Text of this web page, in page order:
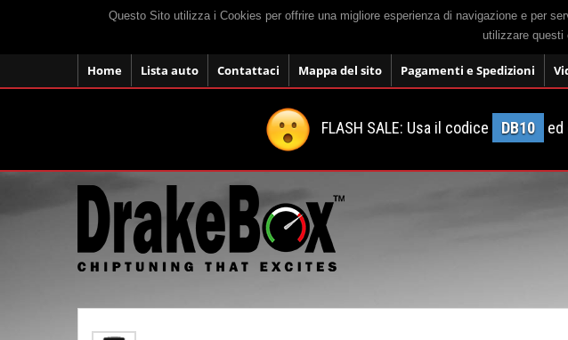
Questo Sito utilizza i Cookies per offrire una migliore esperienza di navigazione e per
utilizzare questi
Home Lista auto Contattaci Mappa del sito Pagamenti e Spedizioni
FLASH SALE: Usa il codice DB10 ed